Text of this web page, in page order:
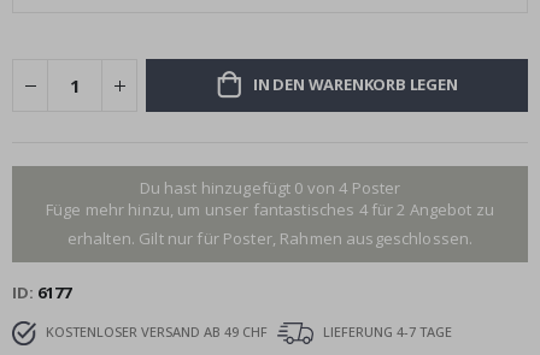
IN DEN WARENKORB LEGEN
Du hast hinzugefügt 0 von 4 Poster
Füge mehr hinzu, um unser fantastisches 4 für 2 Angebot zu
erhalten. Gilt nur für Poster, Rahmen ausgeschlossen.
ID 6177
KOSTENLOSER VERSAND AB 49 CHF
LIEFERUNG 4-7 TAGE